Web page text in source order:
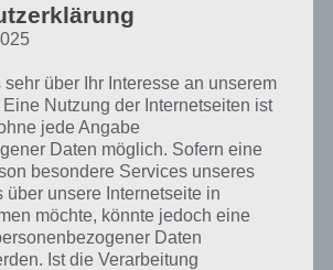
Level 6 Walkthrough + All 3 Letters /
(by Mousecity & Pine Studio)
über Ihr Interesse an unserem
Nutzung der Internetseiten ist
jede Angabe
Daten möglich. Sofern eine
besondere Services unseres
über unsere Internetseite in
möchte, könnte jedoch eine
Daten
Ist die Verarbeitung